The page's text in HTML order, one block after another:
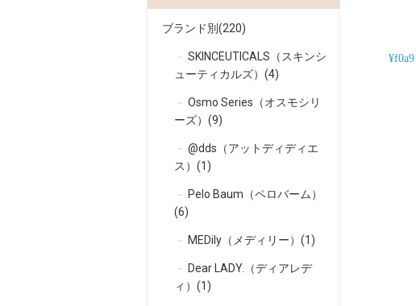
ブランド別(220)
SKINCEUTICALS（スキンシ
ューティカルズ）(4)
Osmo Series（オスモシリ
ーズ）(9)
@dds（アットディディエ
ス）(1)
Pelo Baum（ペロバーム）
(6)
MEDily（メディリー）(1)
Dear LADY.（ディアレデ
ィ）(1)